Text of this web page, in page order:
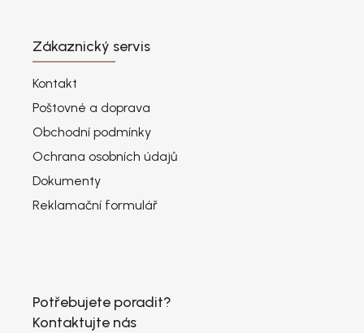
Zákaznický servis
Kontakt
Poštovné a doprava
Obchodní podmínky
Ochrana osobních údajů
Dokumenty
Reklamační formulář
Potřebujete poradit?
Kontaktujte nás